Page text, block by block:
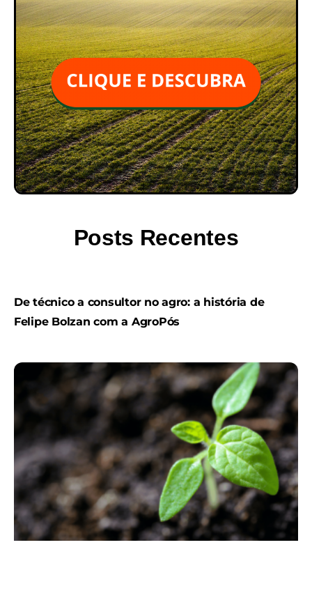
Posts Recentes
De técnico a consultor no agro: a história de
Felipe Bolzan com a AgroPós